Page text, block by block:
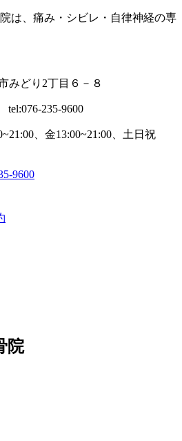
は、痛み・シビレ・自律神経の専
みどり2丁目６－８
tel:076-235-9600